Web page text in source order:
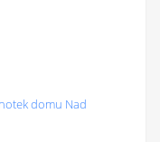
domu Nad